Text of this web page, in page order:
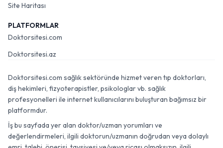
Site Haritası
PLATFORMLAR
Doktorsitesi.com
Doktorsitesi.az
Doktorsitesi.com sağlık sektöründe hizmet veren tıp doktorları,
diş hekimleri, fizyoterapistler, psikologlar vb. sağlık
profesyonelleri ile internet kullanıcılarını buluşturan bağımsız bir
platformdur.
İş bu sayfada yer alan doktor/uzman yorumları ve
değerlendirmeleri, ilgili doktorun/uzmanın doğrudan veya dolaylı